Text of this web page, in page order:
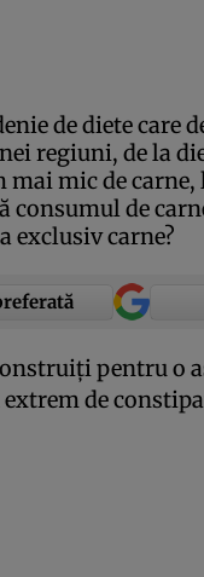
de diete care
regiuni, de la
mic de
consumul de
exclusiv carne?
pentru o
de